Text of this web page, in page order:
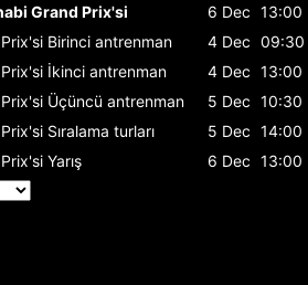
Grand Prix'si 6 Dec 13:00
Birinci antrenman 4 Dec 09:30
İkinci antrenman 4 Dec 13:00
Üçüncü antrenman 5 Dec 10:30
Sıralama turları 5 Dec 14:00
Yarış 6 Dec 13:00